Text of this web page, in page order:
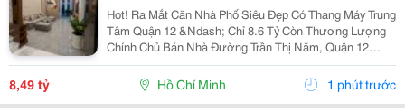
Hot! Ra Mắt Căn Nhà Phố Siêu Đẹp Có Thang Máy Trung
Tâm Quận 12 &Ndash; Chỉ 8.6 Tỷ Còn Thương Lượng
Chính Chủ Bán Nhà Đường Trần Thị Năm, Quận 12
&Ndash; Vị Trí Đẹp, Khu Dân Cư Hiện Hữu, Tiện Ích Đầy
Đủ. Diện Tích: 4M &Times; 20M Nhà...
8,49 tỷ Hồ Chí Minh 1 phút trước